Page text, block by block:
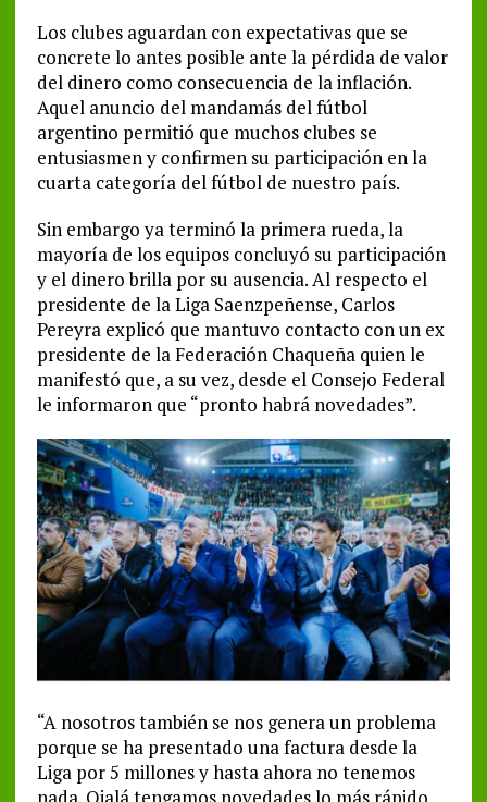
Los clubes aguardan con expectativas que se
concrete lo antes posible ante la pérdida de valor
del dinero como consecuencia de la inflación.
Aquel anuncio del mandamás del fútbol
argentino permitió que muchos clubes se
entusiasmen y confirmen su participación en la
cuarta categoría del fútbol de nuestro país.
Sin embargo ya terminó la primera rueda, la
mayoría de los equipos concluyó su participación
y el dinero brilla por su ausencia. Al respecto el
presidente de la Liga Saenzpeñense, Carlos
Pereyra explicó que mantuvo contacto con un ex
presidente de la Federación Chaqueña quien le
manifestó que, a su vez, desde el Consejo Federal
le informaron que “pronto habrá novedades”.
“A nosotros también se nos genera un problema
porque se ha presentado una factura desde la
Liga por 5 millones y hasta ahora no tenemos
nada. Ojalá tengamos novedades lo más rápido